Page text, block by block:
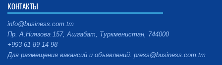
КОНТАКТЫ
info@business.com.tm
Пр. А.Ниязова 157, Ашгабат, Туркменистан, 744000
+993 61 89 14 98
Для размещения вакансий и объявлений: press@business.com.tm